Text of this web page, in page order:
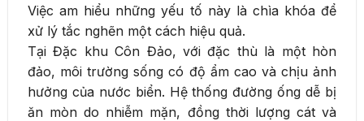
Việc am hiểu những yếu tố này là chìa khóa để
xử lý tắc nghẽn một cách hiệu quả.
Tại Đặc khu Côn Đảo, với đặc thù là một hòn
đảo, môi trường sống có độ ẩm cao và chịu ảnh
hưởng của nước biển. Hệ thống đường ống dễ bị
ăn mòn do nhiễm mặn, đồng thời lượng cát và